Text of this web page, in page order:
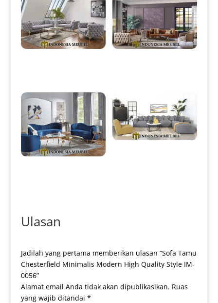
Ulasan
Jadilah yang pertama memberikan ulasan “Sofa Tamu
Chesterfield Minimalis Modern High Quality Style IM-
0056”
Alamat email Anda tidak akan dipublikasikan. Ruas
yang wajib ditandai *